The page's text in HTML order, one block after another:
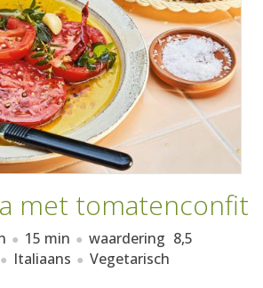
met tomatenconfit
15 min waardering 8,5
Italiaans Vegetarisch